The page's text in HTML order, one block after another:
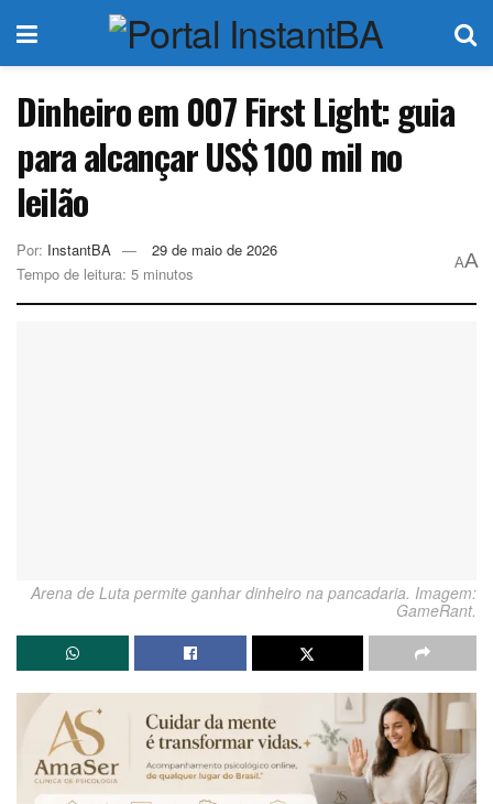
Dinheiro em 007 First Light: guia
para alcançar US$ 100 mil no
leilão
Por: InstantBA
29 de maio de 2026
Tempo de leitura: 5 minutos
AA
Arena de Luta permite ganhar dinheiro na pancadaria. Imagem:
GameRant.